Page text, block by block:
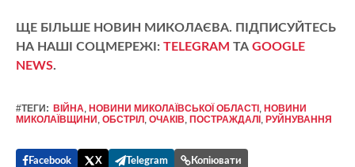
ЩЕ БІЛЬШЕ НОВИН МИКОЛАЄВА. ПІДПИСУЙТЕСЬ
НА НАШІ СОЦМЕРЕЖІ: TELEGRAM ТА GOOGLE
NEWS.
#ТЕГИ: ВІЙНА, НОВИНИ МИКОЛАЇВСЬКОЇ ОБЛАСТІ , НОВИНИ
МИКОЛАЇВЩИНИ , ОБСТРІЛ , ОЧАКІВ, ПОСТРАЖДАЛІ , РУЙНУВАННЯ
Facebook X Telegram Копіювати